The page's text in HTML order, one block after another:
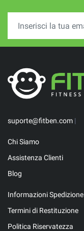
suporte@fitben.com |
Chi Siamo
Assistenza Clienti
Blog
Informazioni Spedizione
Termini di Restituzione
Politica Riservatezza